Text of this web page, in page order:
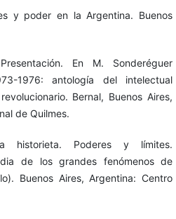
y poder en la Argentina. Buenos
En M. Sonderéguer
1976: antología del intelectual
Bernal, Buenos Aires,
de Quilmes.
historieta. Poderes y límites.
de los grandes fenómenos de
Buenos Aires, Argentina: Centro